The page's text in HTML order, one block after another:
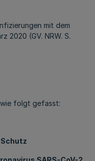
mit dem
2020 (GV. NRW. S.
folgt gefasst: